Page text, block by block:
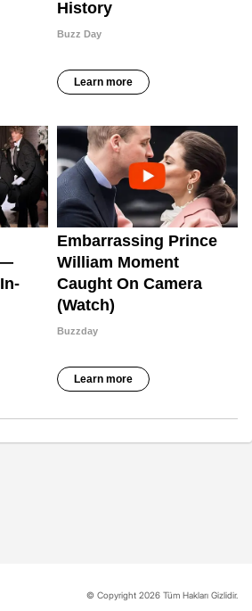
© Copyright 2026 Tüm Hakları Gizlidir.